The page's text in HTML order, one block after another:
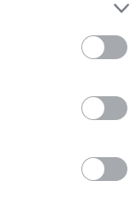
eina vienas
Europos
diskusijose
aljansams.
teisių ir